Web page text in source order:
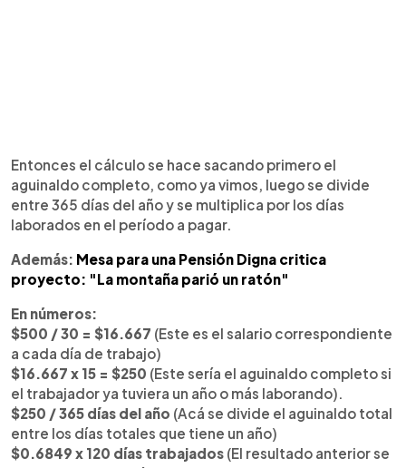
Entonces el cálculo se hace sacando primero el
aguinaldo completo, como ya vimos, luego se divide
entre 365 días del año y se multiplica por los días
laborados en el período a pagar.
Además: Mesa para una Pensión Digna critica
proyecto: "La montaña parió un ratón"
En números:
$500 / 30 = $16.667 (Este es el salario correspondiente
a cada día de trabajo)
$16.667 x 15 = $250 (Este sería el aguinaldo completo si
el trabajador ya tuviera un año o más laborando).
$250 / 365 días del año (Acá se divide el aguinaldo total
entre los días totales que tiene un año)
$0.6849 x 120 días trabajados (El resultado anterior se